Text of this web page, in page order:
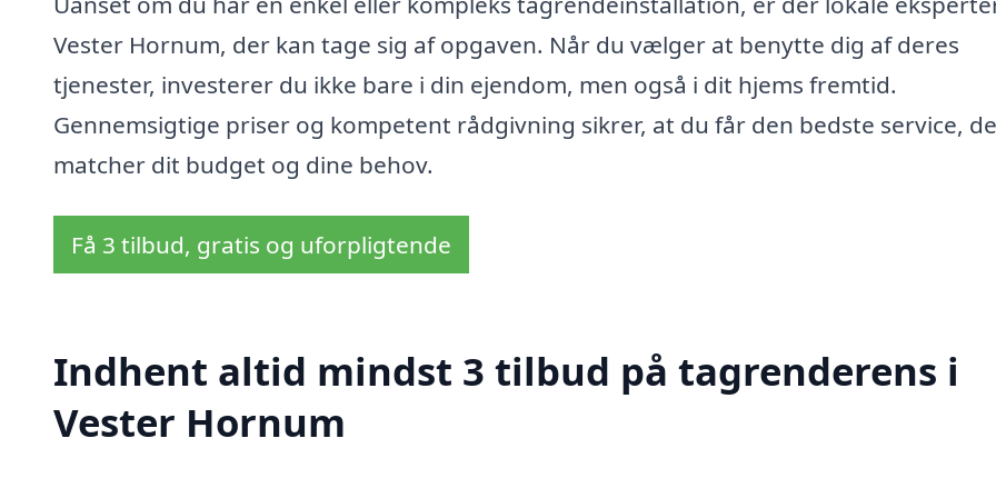
Vester Hornum, der kan tage sig af opgaven. Når du vælger at benytte dig af deres
tjenester, investerer du ikke bare i din ejendom, men også i dit hjems fremtid.
Gennemsigtige priser og kompetent rådgivning sikrer, at du får den bedste service,
matcher dit budget og dine behov.
Få 3 tilbud, gratis og uforpligtende
Indhent altid mindst 3 tilbud på tagrenderens i
Vester Hornum